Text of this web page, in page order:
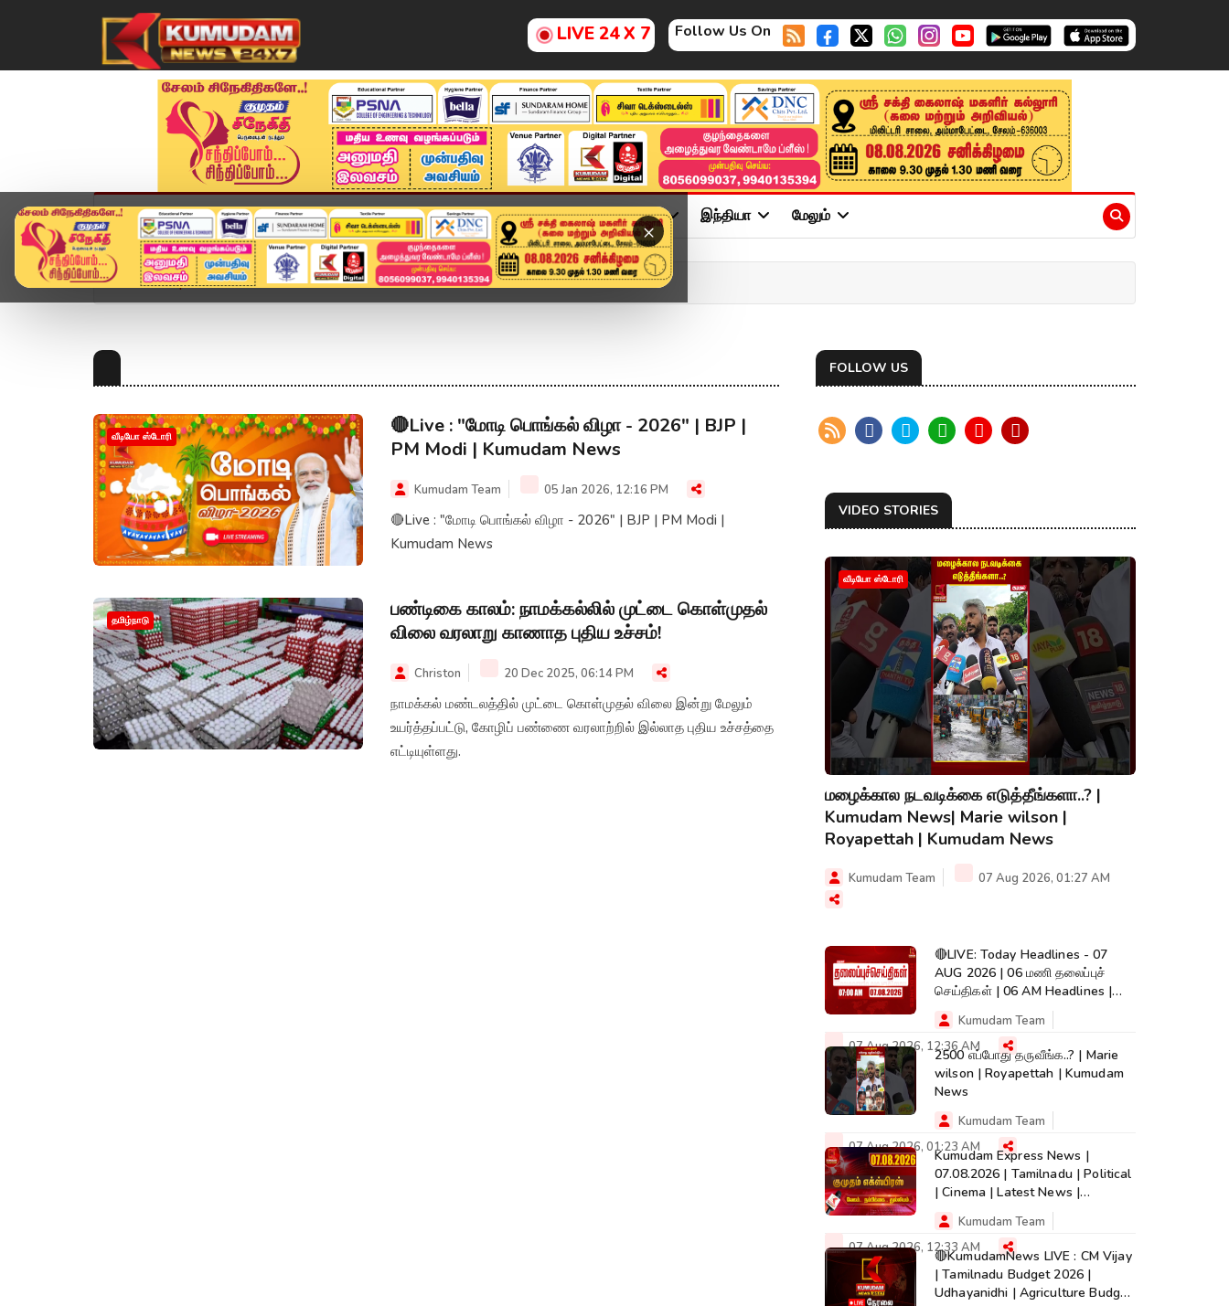
LIVE 24 X 7 Follow Us On
×
முகப்பு விளையாட்டு அண்மை தமிழ்நாடு சினிமா அரசியல் விளையாட்டு இந்தியா மேலும்
Home Topics
வீடியோ ஸ்டோரி
🔴Live : "மோடி பொங்கல் விழா - 2026" | BJP |
PM Modi | Kumudam News
Kumudam Team 05 Jan 2026, 12:16 PM
🔴Live : "மோடி பொங்கல் விழா - 2026" | BJP | PM Modi |
Kumudam News
தமிழ்நாடு
பண்டிகை காலம்: நாமக்கல்லில் முட்டை கொள்முதல்
விலை வரலாறு காணாத புதிய உச்சம்!
Christon 20 Dec 2025, 06:14 PM
நாமக்கல் மண்டலத்தில் முட்டை கொள்முதல் விலை இன்று மேலும்
உயர்த்தப்பட்டு, கோழிப் பண்ணை வரலாற்றில் இல்லாத புதிய உச்சத்தை
எட்டியுள்ளது.
FOLLOW US
VIDEO STORIES
வீடியோ ஸ்டோரி
மழைக்கால நடவடிக்கை எடுத்தீங்களா..? |
Kumudam News| Marie wilson |
Royapettah | Kumudam News
Kumudam Team 07 Aug 2026, 01:27 AM
🔴LIVE: Today Headlines - 07
AUG 2026 | 06 மணி தலைப்புச்
செய்திகள் | 06 AM Headlines |
Kumudam News
Kumudam Team
07 Aug 2026, 12:36 AM2500 எப்போது தருவீங்க..? | Marie
wilson | Royapettah | Kumudam
News
Kumudam Team
07 Aug 2026, 01:23 AMKumudam Express News |
07.08.2026 | Tamilnadu | Political
| Cinema | Latest News |
Kumudam News
Kumudam Team
07 Aug 2026, 12:33 AM🔴KumudamNews LIVE : CM Vijay
| Tamilnadu Budget 2026 |
Udhayanidhi | Agriculture Budget